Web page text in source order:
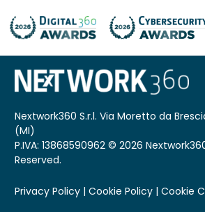
Nextwork360 S.r.l. Via Moretto da
(MI)
P.IVA: 13868590962 © 2026
Reserved.
Privacy Policy | Cookie Policy | Cookie